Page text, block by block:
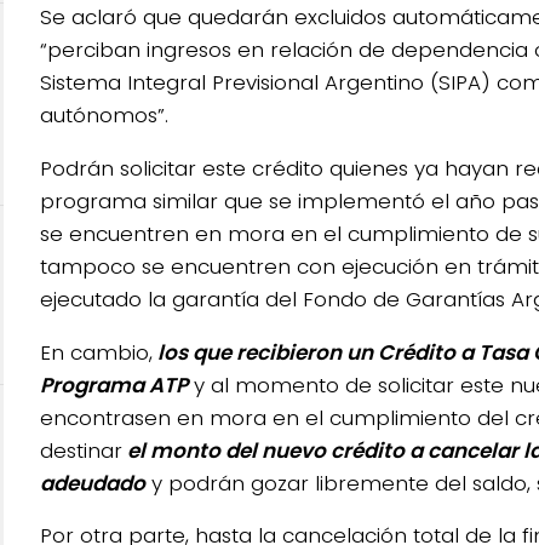
Se aclaró que quedarán excluidos
“perciban ingresos en relación de dependencia
Sistema Integral Previsional Argentino (SIPA)
autónomos”.
Podrán solicitar este crédito quienes ya hayan
programa similar que se implementó el año
se encuentren en mora en el cumplimiento de
tampoco se encuentren con ejecución en
ejecutado la garantía del Fondo de Garantías
En cambio, los que recibieron un Crédito a Tasa
Programa ATPy al momento de solicitar este
encontrasen en mora en el cumplimiento del
destinar el monto del nuevo crédito a cancelar
adeudadoy podrán gozar libremente del saldo,
Por otra parte, hasta la cancelación total de la